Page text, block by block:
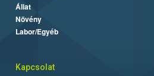
Állat
Növény
Labor/Egyéb
Kapcsolat